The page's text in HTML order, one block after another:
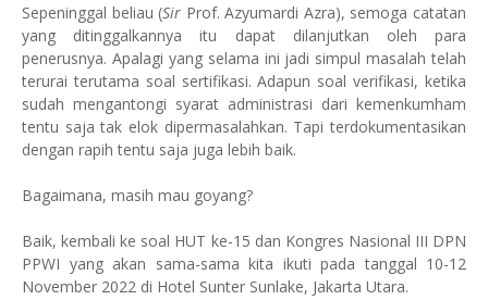
Sepeninggal beliau (Sir Prof. Azyumardi Azra), semoga catatan
yang ditinggalkannya itu dapat dilanjutkan oleh para
penerusnya. Apalagi yang selama ini jadi simpul masalah telah
terurai terutama soal sertifikasi. Adapun soal verifikasi, ketika
sudah mengantongi syarat administrasi dari kemenkumham
tentu saja tak elok dipermasalahkan. Tapi terdokumentasikan
dengan rapih tentu saja juga lebih baik.
Bagaimana, masih mau goyang?
Baik, kembali ke soal HUT ke-15 dan Kongres Nasional III DPN
PPWI yang akan sama-sama kita ikuti pada tanggal 10-12
November 2022 di Hotel Sunter Sunlake, Jakarta Utara.